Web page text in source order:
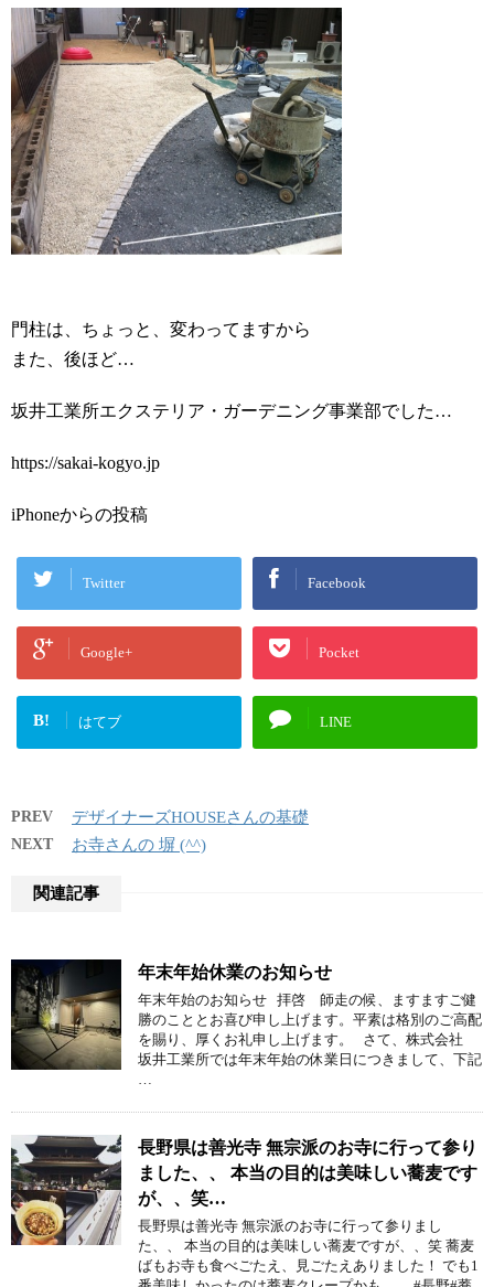
門柱は、ちょっと、変わってますから
また、後ほど…
坂井工業所エクステリア・ガーデニング事業部でした…
https://sakai-kogyo.jp
iPhoneからの投稿
Twitter Facebook
Google+ Pocket
B! はてブ LINE
PREV デザイナーズHOUSEさんの基礎
NEXT お寺さんの 塀 (^^)
関連記事
年末年始休業のお知らせ
年末年始のお知らせ 拝啓 師走の候、ますますご健
勝のこととお喜び申し上げます。平素は格別のご高配
を賜り、厚くお礼申し上げます。 さて、株式会社
坂井工業所では年末年始の休業日につきまして、下記
…
長野県は善光寺 無宗派のお寺に行って参り
ました、、 本当の目的は美味しい蕎麦です
が、、笑…
長野県は善光寺 無宗派のお寺に行って参りまし
た、、 本当の目的は美味しい蕎麦ですが、、笑 蕎麦
ばもお寺も食べごたえ、見ごたえありました！ でも1